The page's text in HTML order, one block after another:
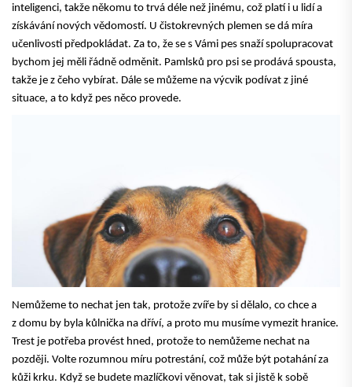
inteligenci, takže někomu to trvá déle než jinému, což platí i u lidí a
získávání nových vědomostí. U čistokrevných plemen se dá míra
učenlivosti předpokládat. Za to, že se s Vámi pes snaží spolupracovat
bychom jej měli řádně odměnit. Pamlsků pro psi se prodává spousta,
takže je z čeho vybírat. Dále se můžeme na výcvik podívat z jiné
situace, a to když pes něco provede.
Nemůžeme to nechat jen tak, protože zvíře by si dělalo, co chce a
z domu by byla kůlnička na dříví, a proto mu musíme vymezit hranice.
Trest je potřeba provést hned, protože to nemůžeme nechat na
později. Volte rozumnou míru potrestání, což může být potahání za
kůži krku. Když se budete mazlíčkovi věnovat, tak si jistě k sobě